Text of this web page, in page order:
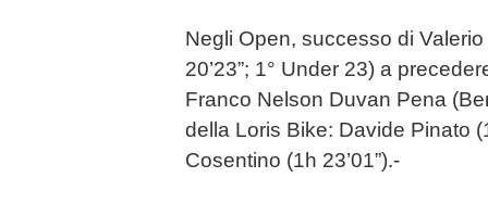
Negli Open, successo di
20’23”; 1° Under 23) a
Franco Nelson Duvan Pena
della Loris Bike: Davide Pinato
Cosentino (1h 23’01”).-